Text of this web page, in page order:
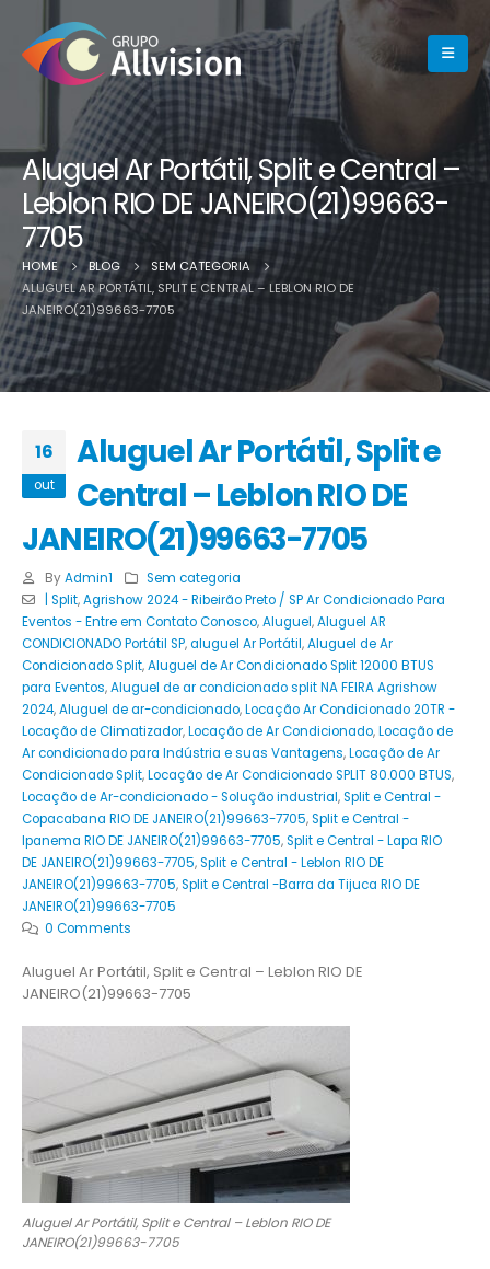
Aluguel Ar Portátil, Split e Central –
Leblon RIO DE JANEIRO(21)99663-
7705
HOME BLOG
SEM CATEGORIA
ALUGUEL AR PORTÁTIL, SPLIT E CENTRAL – LEBLON RIO DE
JANEIRO(21)99663-7705
16
out
Aluguel Ar Portátil, Split e
Central – Leblon RIO DE
JANEIRO(21)99663-7705
By Admin1
Sem categoria
| Split,Agrishow 2024 - Ribeirão Preto / SP Ar Condicionado Para
Eventos - Entre em Contato Conosco,Aluguel,Aluguel AR
CONDICIONADO Portátil SP,aluguel Ar Portátil,Aluguel de Ar
Condicionado Split,Aluguel de Ar Condicionado Split 12000 BTUS
para Eventos,Aluguel de ar condicionado split NA FEIRA Agrishow
2024,Aluguel de ar-condicionado,Locação Ar Condicionado 20TR -
Locação de Climatizador,Locação de Ar Condicionado,Locação de
Ar condicionado para Indústria e suas Vantagens,Locação de Ar
Condicionado Split,Locação de Ar Condicionado SPLIT 80.000 BTUS,
Locação de Ar-condicionado - Solução industrial,Split e Central -
Copacabana RIO DE JANEIRO(21)99663-7705,Split e Central -
Ipanema RIO DE JANEIRO(21)99663-7705,Split e Central - Lapa RIO
DE JANEIRO(21)99663-7705,Split e Central - Leblon RIO DE
JANEIRO(21)99663-7705,Split e Central -Barra da Tijuca RIO DE
JANEIRO(21)99663-7705
0 Comments
Aluguel Ar Portátil, Split e Central – Leblon RIO DE
JANEIRO(21)99663-7705
Aluguel Ar Portátil, Split e Central – Leblon RIO DE
JANEIRO(21)99663-7705